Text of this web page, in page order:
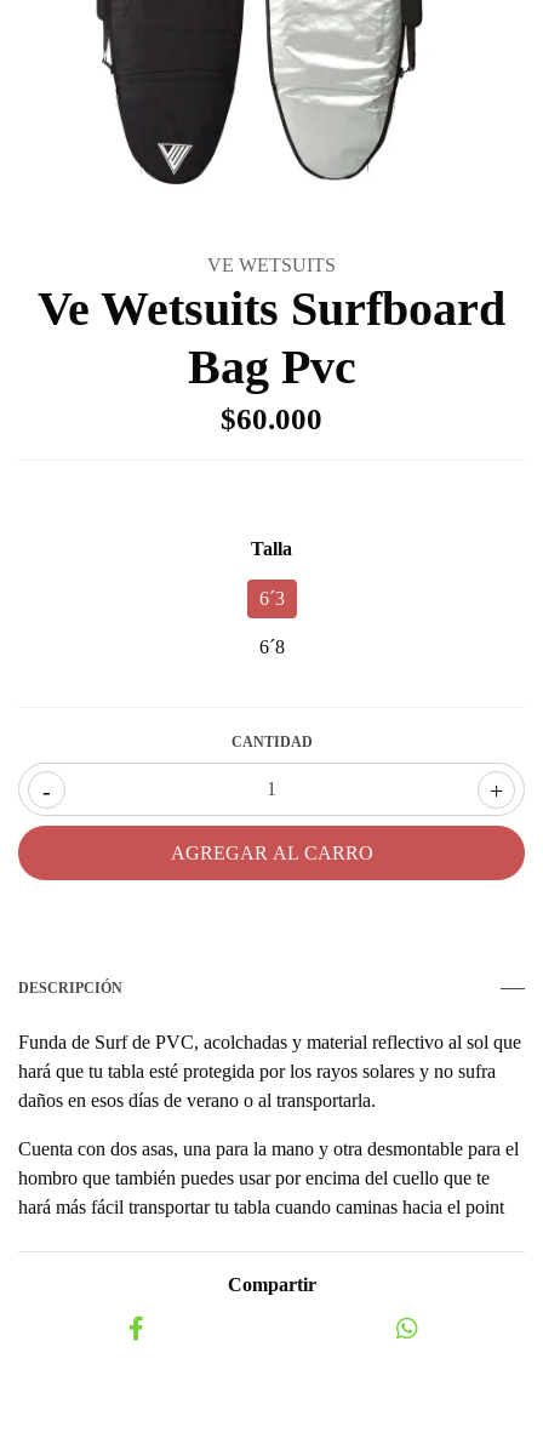
VE WETSUITS
Ve Wetsuits Surfboard
Bag Pvc
$60.000
Talla
6´3
6´8
CANTIDAD
- +
DESCRIPCIÓN
Funda de Surf de PVC, acolchadas y material reflectivo al sol que
hará que tu tabla esté protegida por los rayos solares y no sufra
daños en esos días de verano o al transportarla.
Cuenta con dos asas, una para la mano y otra desmontable para el
hombro que también puedes usar por encima del cuello que te
hará más fácil transportar tu tabla cuando caminas hacia el point
Compartir